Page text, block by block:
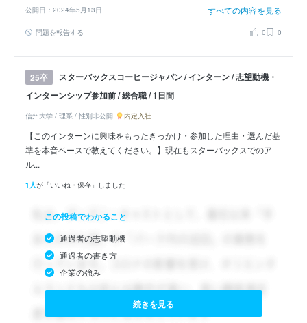
公開日：2024年5月13日 すべての内容を見る
問題を報告する 0 0
25卒
スターバックスコーヒージャパン / インターン / 志望動機・
インターンシップ参加前 / 総合職 / 1日間
信州大学 / 理系 / 性別非公開 内定入社
【このインターンに興味をもったきっかけ・参加した理由・選んだ基
準を本音ベースで教えてください。】現在もスターバックスでのア
ル...
1人が「いいね・保存」しました
この投稿でわかること
通過者の志望動機
通過者の書き方
企業の強み
続きを見る